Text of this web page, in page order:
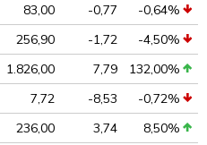
83,00 -0,77
-0,64%
256,90 -1,72
-4,50%
1.826,00 7,79
132,00%
7,72 -8,53
-0,72%
236,00 3,74
8,50%